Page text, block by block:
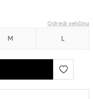
Odredi veličinu
M L